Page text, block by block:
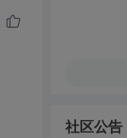
社区公告